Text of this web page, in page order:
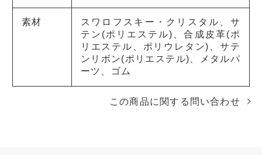
素材
スワロフスキー・クリスタル、サ
テン(ポリエステル)、合成皮革(ポ
リエステル、ポリウレタン)、サテ
ンリボン(ポリエステル)、メタルパ
ーツ、ゴム
この商品に関する問い合わせ